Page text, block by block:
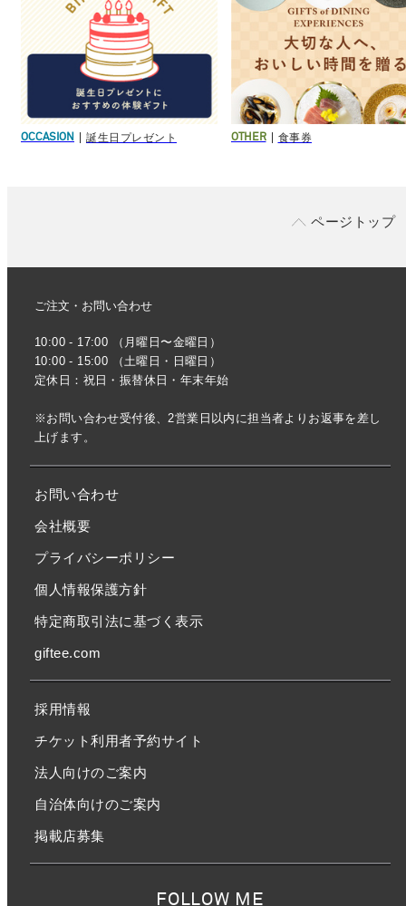
OCCASION 誕生日プレゼント OTHER 食事券
ページトップ
ご注文・お問い合わせ
10:00 - 17:00 （月曜日〜金曜日）
10:00 - 15:00 （土曜日・日曜日）
定休日：祝日・振替休日・年末年始
※お問い合わせ受付後、2営業日以内に担当者よりお返事を差し
上げます。
お問い合わせ
会社概要
プライバシーポリシー
個人情報保護方針
特定商取引法に基づく表示
giftee.com
採用情報
チケット利用者予約サイト
法人向けのご案内
自治体向けのご案内
掲載店募集
FOLLOW ME